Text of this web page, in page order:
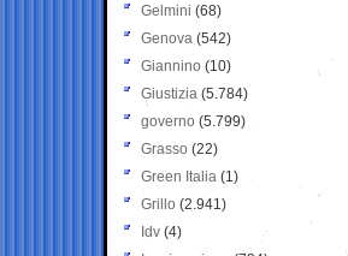
Gelmini (68)
Genova (542)
Giannino (10)
Giustizia (5.784)
governo (5.799)
Grasso (22)
Green Italia (1)
Grillo (2.941)
Idv (4)